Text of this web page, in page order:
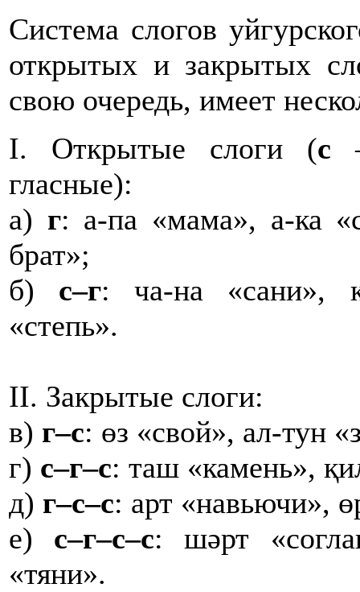
Система слогов
открытых и закрытых
свою очередь, имеет
I. Открытые слоги (с
гласные):
а) г: а-па «мама», а-ка
брат»;
б) с–г: ча-на «сани»,
«степь».
II. Закрытые слоги:
в) г–с: өз «свой», ал-тун
г) с–г–с: таш «камень»,
д) г–с–с: арт «навьючи»,
е) с–г–с–с: шәрт
«тяни».